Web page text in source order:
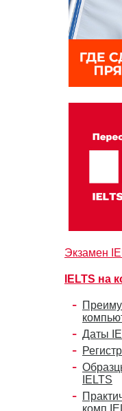
Экзамен
IELTS на
Даты
IELTS
комп